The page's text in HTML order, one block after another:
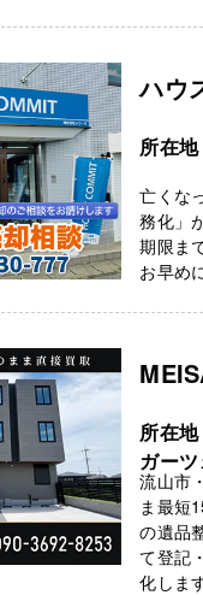
ハウ
所在
亡くな
務化」
期限ま
お早め
所在
ガー
流山市
ま最短
の遺品
て登記
化しま